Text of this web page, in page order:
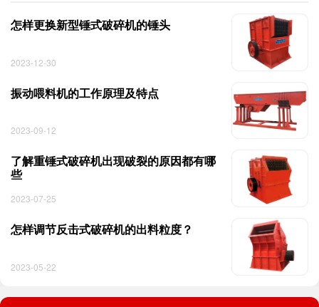
怎样更换新型锤式破碎机的锤头
2023-12-30
振动喂料机的工作原理及特点
2023-09-12
了解重锤式破碎机出现破裂的原因都有哪
些
2023-07-25
怎样调节反击式破碎机的出料粒度？
2023-05-22